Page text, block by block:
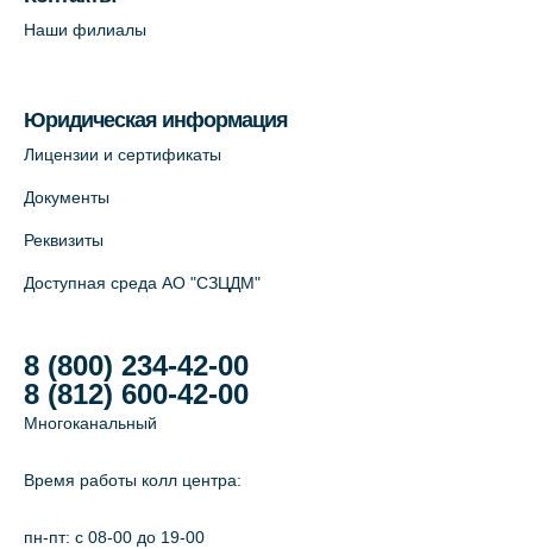
Наши филиалы
Юридическая информация
Лицензии и сертификаты
Документы
Реквизиты
Доступная среда АО "СЗЦДМ"
8 (800) 234-42-00
8 (812) 600-42-00
Многоканальный
Время работы колл центра:
пн-пт: c 08-00 до 19-00